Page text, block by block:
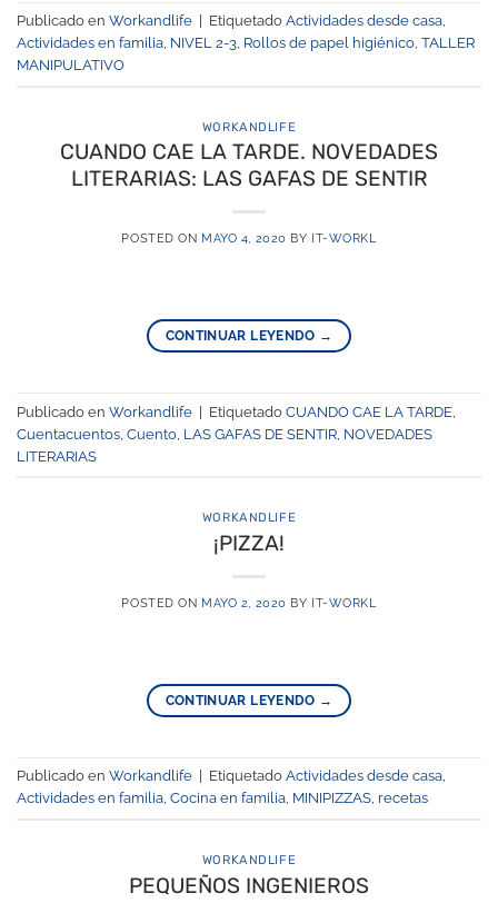
Publicado en Workandlife Etiquetado Actividades desde casa
Actividades en familia NIVEL 2-3 Rollos de papel higiénico TALLER
MANIPULATIVO
WORKANDLIFE
CUANDO CAE LA TARDE. NOVEDADES
LITERARIAS: LAS GAFAS DE SENTIR
POSTED ON MAYO 4, 2020 BY IT-WORKL
CONTINUAR LEYENDO →
Publicado en Workandlife | Etiquetado CUANDO CAE LA TARDE
Cuentacuentos Cuento LAS GAFAS DE SENTIR NOVEDADES
LITERARIAS
WORKANDLIFE
¡PIZZA!
POSTED ON MAYO 2, 2020 BY IT-WORKL
CONTINUAR LEYENDO →
Publicado en Workandlife Etiquetado Actividades desde casa,
Actividades en familia, Cocina en familia, MINIPIZZAS, recetas
WORKANDLIFE
PEQUEÑOS INGENIEROS